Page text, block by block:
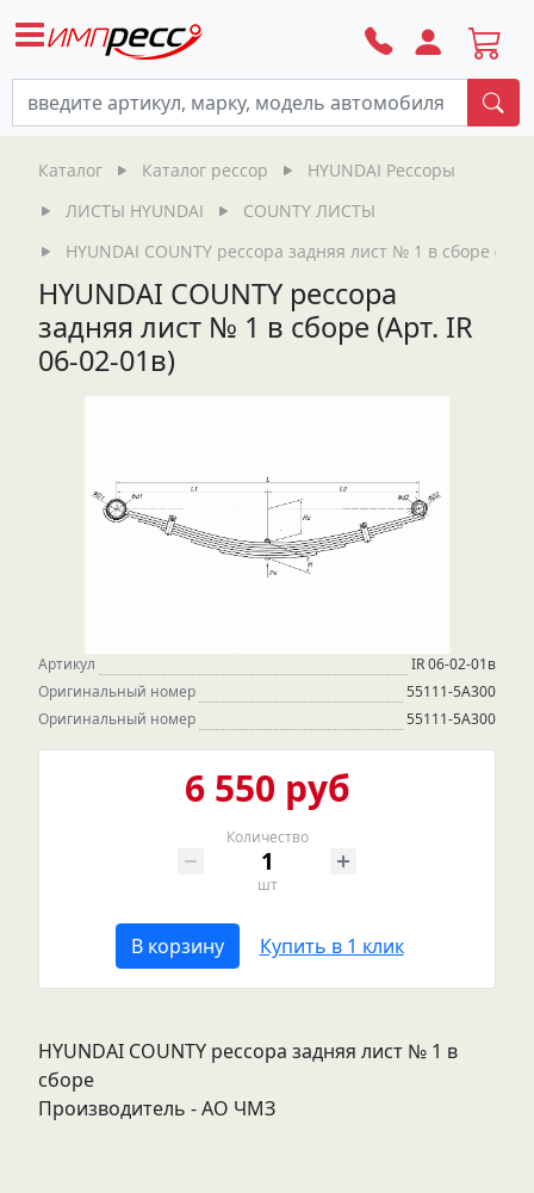
Каталог Каталог рессор
HYUNDAI Рессоры
ЛИСТЫ HYUNDAI
COUNTY ЛИСТЫ
HYUNDAI COUNTY рессора задняя лист № 1 в сборе
HYUNDAI COUNTY рессора
задняя лист № 1 в сборе (Арт. IR
06-02-01в)
Артикул
IR 06-02-01в
Оригинальный номер
55111-5A300
Оригинальный номер
55111-5A300
6 550 руб
Количество
шт
В корзину Купить в 1 клик
HYUNDAI COUNTY рессора задняя лист № 1 в
сборе
Производитель - АО ЧМЗ